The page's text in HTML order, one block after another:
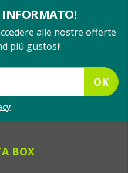
INFORMATO!
alle nostre offerte
più gustosi!
OK
BOX